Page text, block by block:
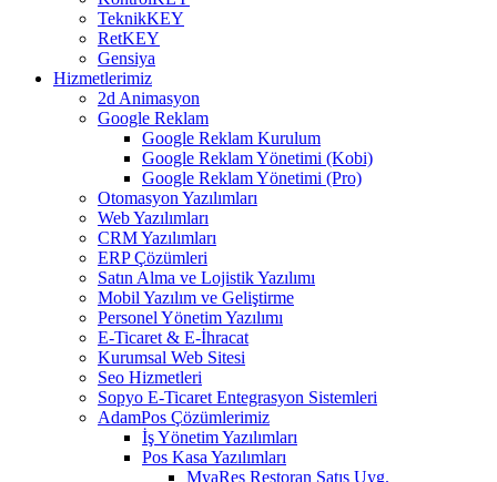
TeknikKEY
RetKEY
Gensiya
Hizmetlerimiz
2d Animasyon
Google Reklam
Google Reklam Kurulum
Google Reklam Yönetimi (Kobi)
Google Reklam Yönetimi (Pro)
Otomasyon Yazılımları
Web Yazılımları
CRM Yazılımları
ERP Çözümleri
Satın Alma ve Lojistik Yazılımı
Mobil Yazılım ve Geliştirme
Personel Yönetim Yazılımı
E-Ticaret & E-İhracat
Kurumsal Web Sitesi
Seo Hizmetleri
Sopyo E-Ticaret Entegrasyon Sistemleri
AdamPos Çözümlerimiz
İş Yönetim Yazılımları
Pos Kasa Yazılımları
MyaRes Restoran Satış Uyg.